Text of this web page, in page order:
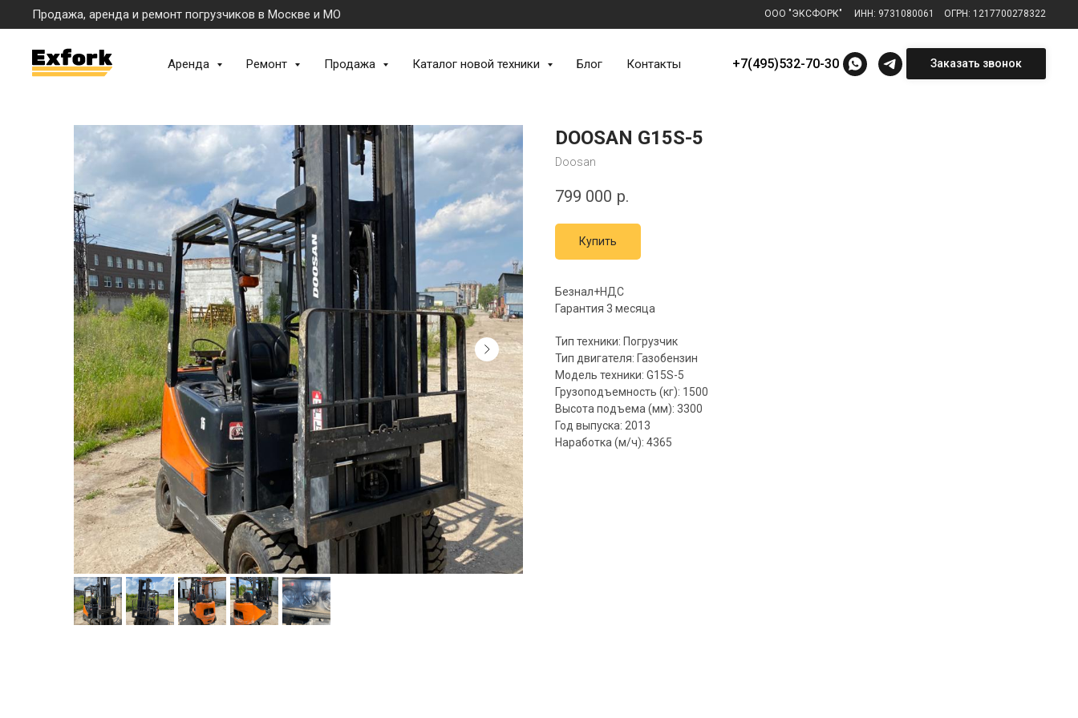
ООО "ЭКСФОРК" ИНН: 9731080061 ОГРН: 1217700278322
Продажа, аренда и ремонт погрузчиков в Москве и МО
Аренда Ремонт Продажа Каталог новой техники Блог Контакты +7(495)532-70-30 Заказать звонок
DOOSAN G15S-5
Doosan
799 000 р.
Купить
Безнал+НДС
Гарантия 3 месяца
Тип техники: Погрузчик
Тип двигателя: Газобензин
Модель техники: G15S-5
Грузоподъемность (кг): 1500
Высота подъема (мм): 3300
Год выпуска: 2013
Наработка (м/ч): 4365